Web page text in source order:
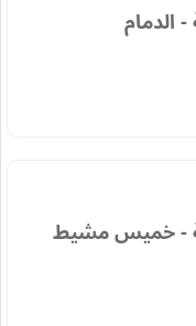
- خميس مشيط